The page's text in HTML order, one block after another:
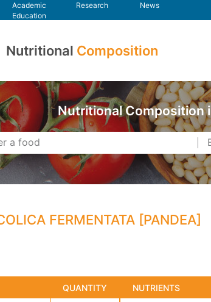
Academic
Education
Research News
Nutritional Composition
Nutritional Composition
FERMENTATA [PANDEA]
QUANTITY
NUTRIENTS